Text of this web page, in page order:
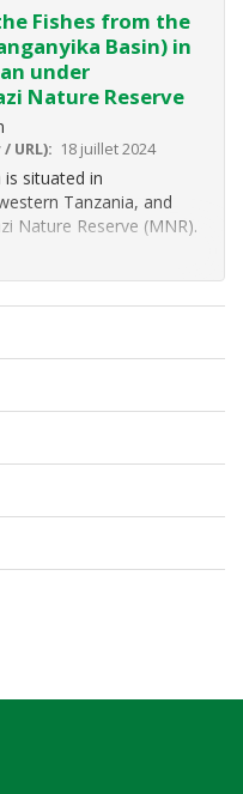
Fishes from the
Basin) in
under
Nature Reserve
URL) 18 juillet 2024
is situated in
Tanzania, and
Nature Reserve (MNR).
Burundi, is presented